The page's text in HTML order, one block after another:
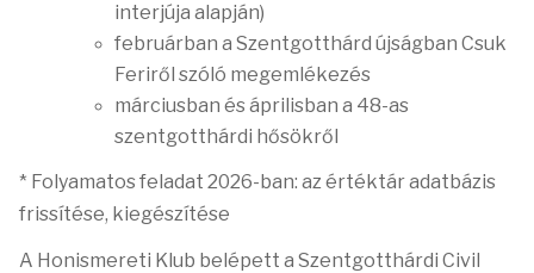
interjúja alapján)
februárban a Szentgotthárd újságban Csuk
Feriről szóló megemlékezés
márciusban és áprilisban a 48-as
szentgotthárdi hősökről
* Folyamatos feladat 2026-ban: az értéktár adatbázis
frissítése, kiegészítése
A Honismereti Klub belépett a Szentgotthárdi Civil